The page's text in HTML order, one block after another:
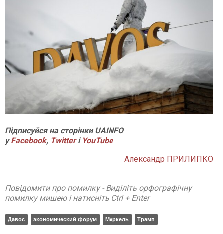
Підписуйся на сторінки UAINFO
уFacebook, Twitterі YouTube
Александр ПРИЛИПКО
Повідомити про помилку - Виділіть орфографічну
помилку мишею і натисніть Ctrl + Enter
Давос экономический форум Меркель Трамп